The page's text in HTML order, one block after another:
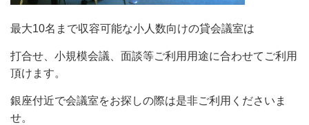
最大10名まで収容可能な小人数向けの貸会議室は
打合せ、小規模会議、面談等ご利用用途に合わせてご利用
頂けます。
銀座付近で会議室をお探しの際は是非ご利用くださいま
せ。